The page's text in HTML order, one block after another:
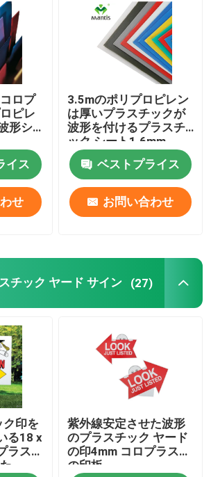
い て
チック ヤード サイン
ック荷箱
瓦
ロプ
ピレ
形シ
イス
せ
3.5mのポリプロピレン
は厚いプラスチックが
波形を付けるプラスチ
ック シート1.6mm-
12mmを波形を付けた
ベストプライス
お問い合わせ
チック ヤード サイン (27)
ク印を
る18 x
ラスト
紫外線安定させた波形
のプラスチック ヤード
の印4mm コロプラスト
の印板